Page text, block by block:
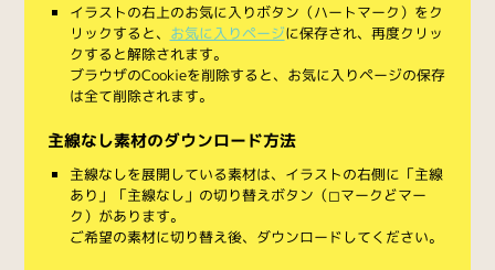
イラストの右上のお気に入りボタン（ハートマーク）をク
リックすると、 お気に入りページに保存され、再度クリッ
クすると解除されます。
ブラウザのCookieを削除すると、お気に入りページの保存
は全て削除されます。
主線なし素材のダウンロード方法
主線なしを展開している素材は、イラストの右側に「主線
あり」「主線なし」の切り替えボタン（◻︎マークと◼︎マー
ク）があります。
ご希望の素材に切り替え後、ダウンロードしてください。